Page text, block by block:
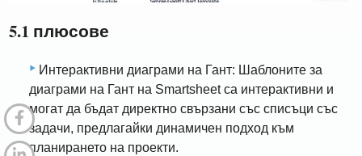
5.1 плюсове
Интерактивни диаграми на Гант: Шаблоните за
диаграми на Гант на Smartsheet са интерактивни и
могат да бъдат директно свързани със списъци със
задачи, предлагайки динамичен подход към
планирането на проекти.